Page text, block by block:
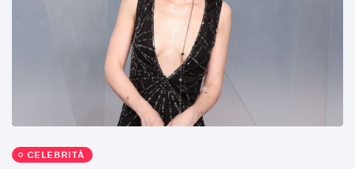
CELEBRITÀ